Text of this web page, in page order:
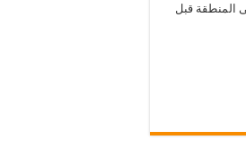
إلى المنطقة قبل